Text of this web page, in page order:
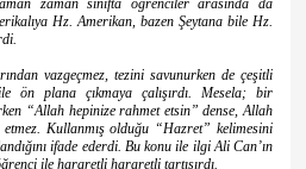
zaman sınıfta öğrenciler arasında da
Hz. Amerikan, bazen Şeytana bile Hz.
vazgeçmez, tezini savunurken de çeşitli
ön plana çıkmaya çalışırdı. Mesela; bir
“Allah hepinize rahmet etsin” dense, Allah
Kullanmış olduğu “Hazret” kelimesini
ifade ederdi. Bu konu ile ilgi Ali Can’ın
ile hararetli hararetli tartışırdı.